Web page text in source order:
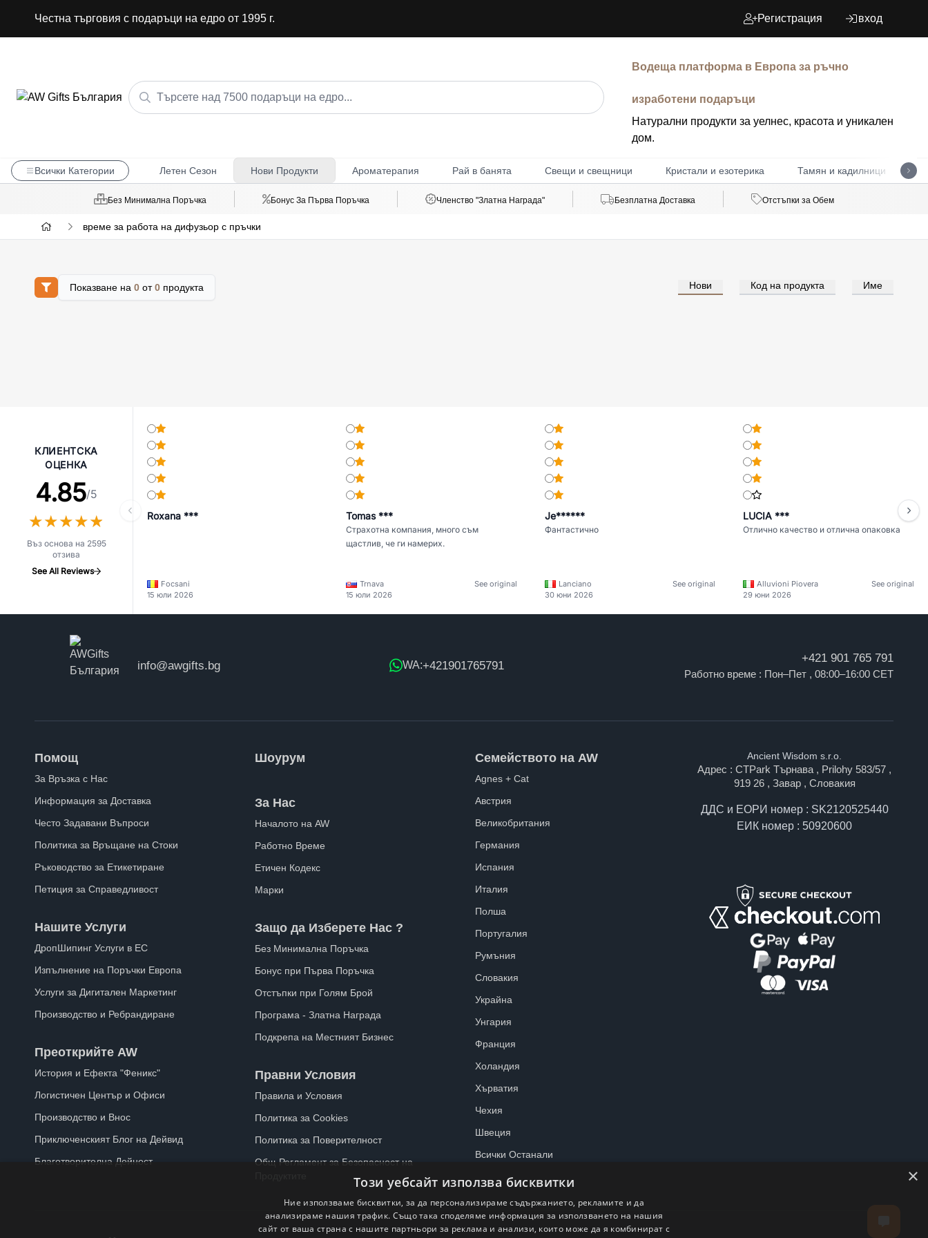
Честна търговия с подаръци на едро от 1995 г. Регистрация вход
Водеща платформа в Европа за ръчно
изработени подаръци
Натурални продукти за уелнес, красота и уникален
дом.
Всички Категории Летен Сезон Нови Продукти Ароматерапия Рай в банята Свещи и свещници Кристали и езотерика Тамян и кадилници
Без Минимална Поръчка Бонус За Първа Поръчка Членство "Златна Награда" Безплатна Доставка Отстъпки за Обем
време за работа на дифузьор с пръчки
Показване на 0от0продукта Нови Код на продукта Име
КЛИЕНТСКА
ОЦЕНКА
4.85/5
★★★★★
★★★★★
Въз основа на 2595
отзива
See All Reviews
Roxana ***
Focsani
15 юли 2026
Tomas ***
Страхотна компания, много съм
щастлив, че ги намерих.
Trnava
See original
15 юли 2026
Je******
Фантастично
Lanciano
See original
30 юни 2026
LUCIA ***
Отлично качество и отлична опаковка
Alluvioni Piovera
See original
29 юни 2026
info@awgifts.bg WA:+421901765791
+421 901 765 791
Работно време : Пон–Пет , 08:00–16:00 CET
Помощ
За Връзка с Нас
Информация за Доставка
Често Задавани Въпроси
Политика за Връщане на Стоки
Ръководство за Етикетиране
Петиция за Справедливост
Нашите Услуги
ДропШипинг Услуги в ЕС
Изпълнение на Поръчки Европа
Услуги за Дигитален Маркетинг
Производство и Ребрандиране
Преоткрийте AW
История и Ефекта "Феникс"
Логистичен Център и Офиси
Производство и Внос
Приключенският Блог на Дейвид
Благотворителна Дейност
Шоурум
За Нас
Началото на AW
Работно Време
Етичен Кодекс
Марки
Защо да Изберете Нас ?
Без Минимална Поръчка
Бонус при Първа Поръчка
Отстъпки при Голям Брой
Програма - Златна Награда
Подкрепа на Местният Бизнес
Правни Условия
Правила и Условия
Политика за Cookies
Политика за Поверителност
Общ Регламент за Безопасност на
Семейството на AW
Agnes + Cat
Австрия
Великобритания
Германия
Испания
Италия
Полша
Португалия
Румъния
Словакия
Украйна
Унгария
Франция
Холандия
Хърватия
Чехия
Швеция
Всички Останали
Ancient Wisdom s.r.o.
Адрес : CTPark Търнава , Prilohy 583/57 ,
919 26 , Завар , Словакия
ДДС и ЕОРИ номер : SK2120525440
ЕИК номер : 50920600
×
Този уебсайт използва бисквитки
Ние използваме бисквитки, за да персонализираме съдържанието, рекламите и да
анализираме нашия трафик. Също така споделяме информация за използването на нашия
сайт от ваша страна с нашите партньори за реклама и анализи, които може да я комбинират с